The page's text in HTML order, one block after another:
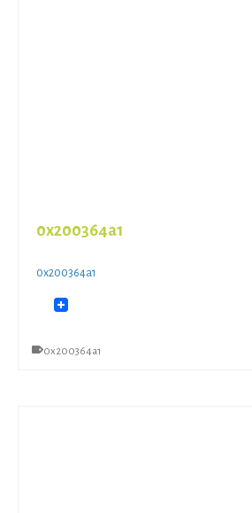
0x200364a1
0x200364a1
0x200364a1